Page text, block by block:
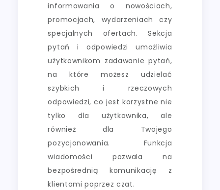
informowania o nowościach,
promocjach, wydarzeniach czy
specjalnych ofertach. Sekcja
pytań i odpowiedzi umożliwia
użytkownikom zadawanie pytań,
na które możesz udzielać
szybkich i rzeczowych
odpowiedzi, co jest korzystne nie
tylko dla użytkownika, ale
również dla Twojego
pozycjonowania. Funkcja
wiadomości pozwala na
bezpośrednią komunikację z
klientami poprzez czat.